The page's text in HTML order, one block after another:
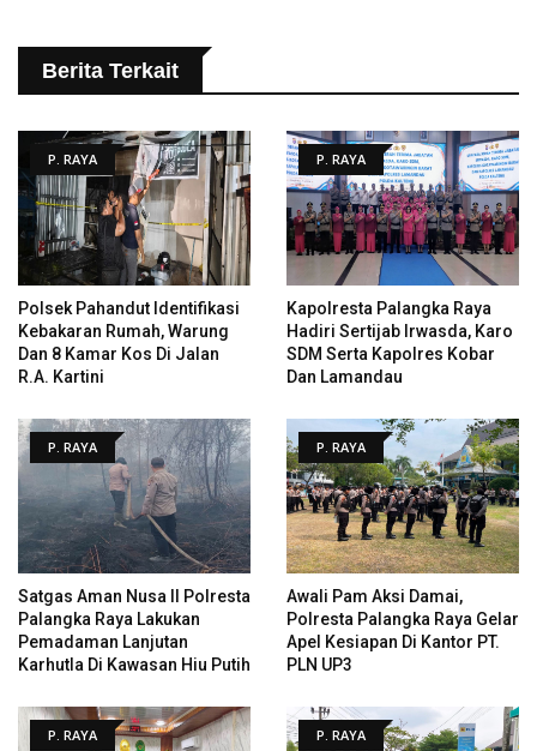
Berita Terkait
P. RAYA
Polsek Pahandut Identifikasi
Kebakaran Rumah, Warung
Dan 8 Kamar Kos Di Jalan
R.A. Kartini
P. RAYA
Kapolresta Palangka Raya
Hadiri Sertijab Irwasda, Karo
SDM Serta Kapolres Kobar
Dan Lamandau
P. RAYA
Satgas Aman Nusa II Polresta
Palangka Raya Lakukan
Pemadaman Lanjutan
Karhutla Di Kawasan Hiu Putih
P. RAYA
Awali Pam Aksi Damai,
Polresta Palangka Raya Gelar
Apel Kesiapan Di Kantor PT.
PLN UP3
P. RAYA P. RAYA